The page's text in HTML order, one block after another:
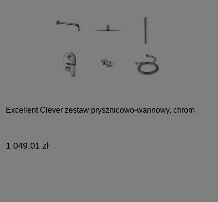
Excellent Clever zestaw prysznicowo-wannowy, chrom
1 049,01 zł